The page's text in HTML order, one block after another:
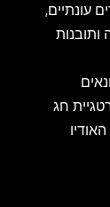
עונתיים,
חג